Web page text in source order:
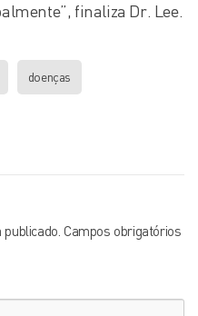
finaliza Dr. Lee.
doenças
Campos obrigatórios